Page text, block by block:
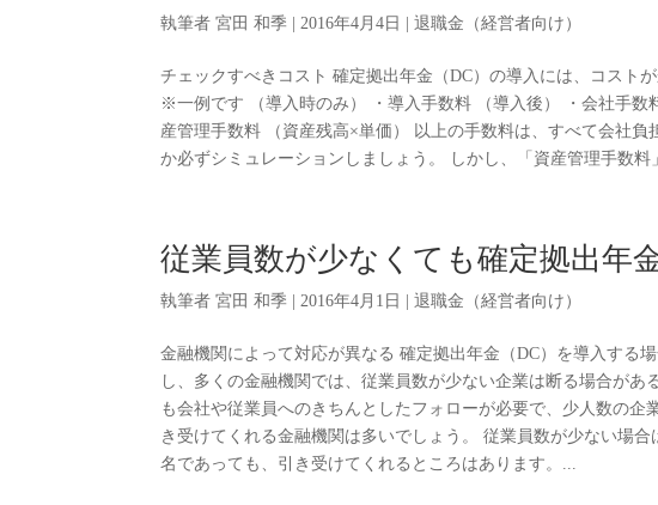
執筆者宮田 和季 |2016年4月4日 |退職金（経営者向け）
チェックすべきコスト 確定拠出年金（DC）の導入には、コスト
※一例です （導入時のみ） ・導入手数料 （導入後） ・会社手
産管理手数料 （資産残高×単価） 以上の手数料は、すべて会社
か必ずシミュレーションしましょう。 しかし、「資産管理手数
従業員数が少なくても確定拠出年
執筆者宮田 和季 |2016年4月1日 |退職金（経営者向け）
金融機関によって対応が異なる 確定拠出年金（DC）を導入する
し、多くの金融機関では、従業員数が少ない企業は断る場合が
も会社や従業員へのきちんとしたフォローが必要で、少人数の企
き受けてくれる金融機関は多いでしょう。 従業員数が少ない場
名であっても、引き受けてくれるところはあります。...